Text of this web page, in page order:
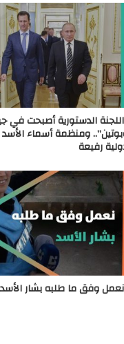
الدستورية أصبحت في
ومنظمة أسماء الأسد
رفيعة
وفق ما طلبه بشار